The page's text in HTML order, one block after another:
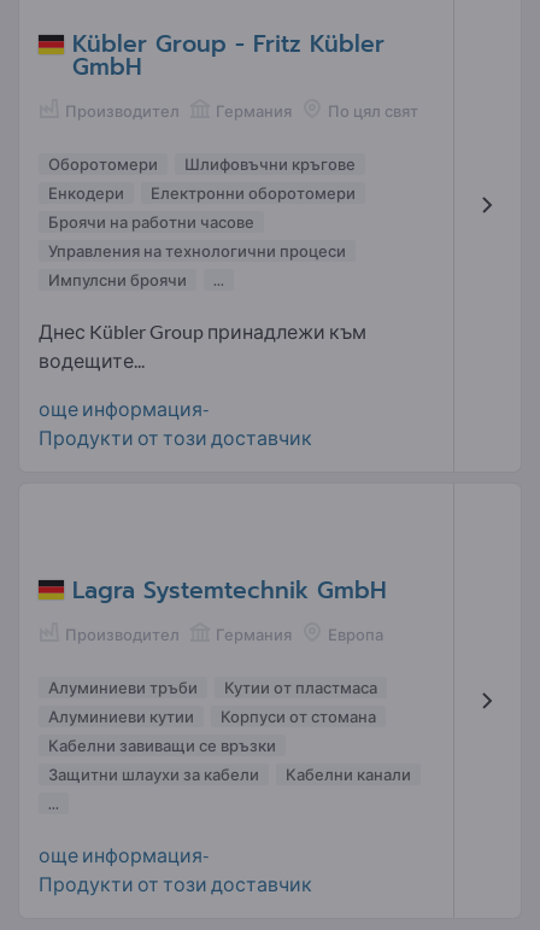
Kübler Group - Fritz Kübler
GmbH
Производител Германия По цял свят
Оборотомери
Шлифовъчни кръгове
Енкодери
Електронни оборотомери
Броячи на работни часове
Управления на технологични процеси
Импулсни броячи
...
Днес Kübler Group принадлежи към
водещите...
още информация-
Продукти от този доставчик
Lagra Systemtechnik GmbH
Производител Германия Европа
Алуминиеви тръби
Кутии от пластмаса
Алуминиеви кутии
Корпуси от стомана
Кабелни завиващи се връзки
Защитни шлаухи за кабели
Кабелни канали
...
още информация-
Продукти от този доставчик